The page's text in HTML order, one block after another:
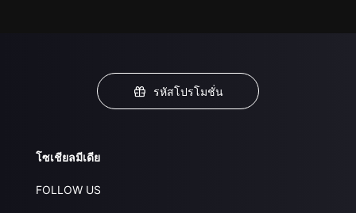
รหัสโปรโมชั่น
โซเชียลมีเดีย
FOLLOW US